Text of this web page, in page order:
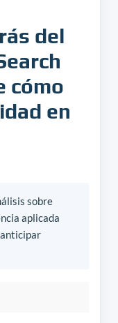
del
cómo
en
sobre
aplicada